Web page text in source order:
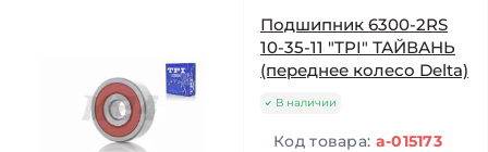
Подшипник 6300-2RS
10-35-11 "TPI" ТАЙВАНЬ
(переднее колесо Delta)
В наличии
Код товара: a-015173